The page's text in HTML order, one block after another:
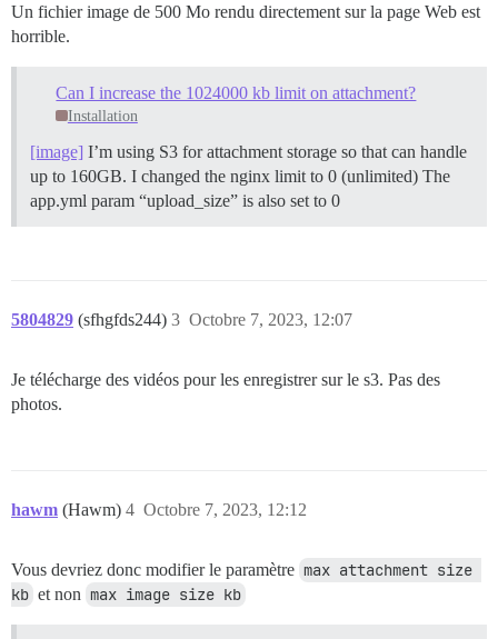
Un fichier image de 500 Mo rendu directement sur la page Web est
horrible.
Can I increase the 1024000 kb limit on attachment?
Installation
[image] I’m using S3 for attachment storage so that can handle
up to 160GB. I changed the nginx limit to 0 (unlimited) The
app.yml param “upload_size” is also set to 0
5804829 (sfhgfds244) Octobre 7, 2023, 12:07
3
Je télécharge des vidéos pour les enregistrer sur le s3. Pas des
photos.
hawm (Hawm) Octobre 7, 2023, 12:12
4
Vous devriez donc modifier le paramètre max attachment size
kb et non max image size kb